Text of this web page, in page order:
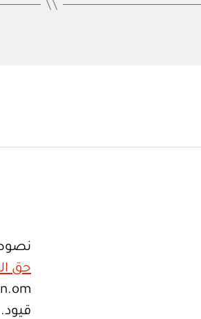
حق